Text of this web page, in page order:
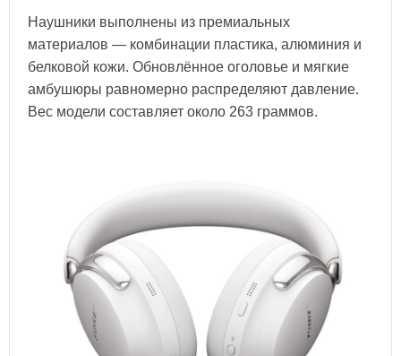
Наушники выполнены из премиальных
материалов — комбинации пластика, алюминия и
белковой кожи. Обновлённое оголовье и мягкие
амбушюры равномерно распределяют давление.
Вес модели составляет около 263 граммов.